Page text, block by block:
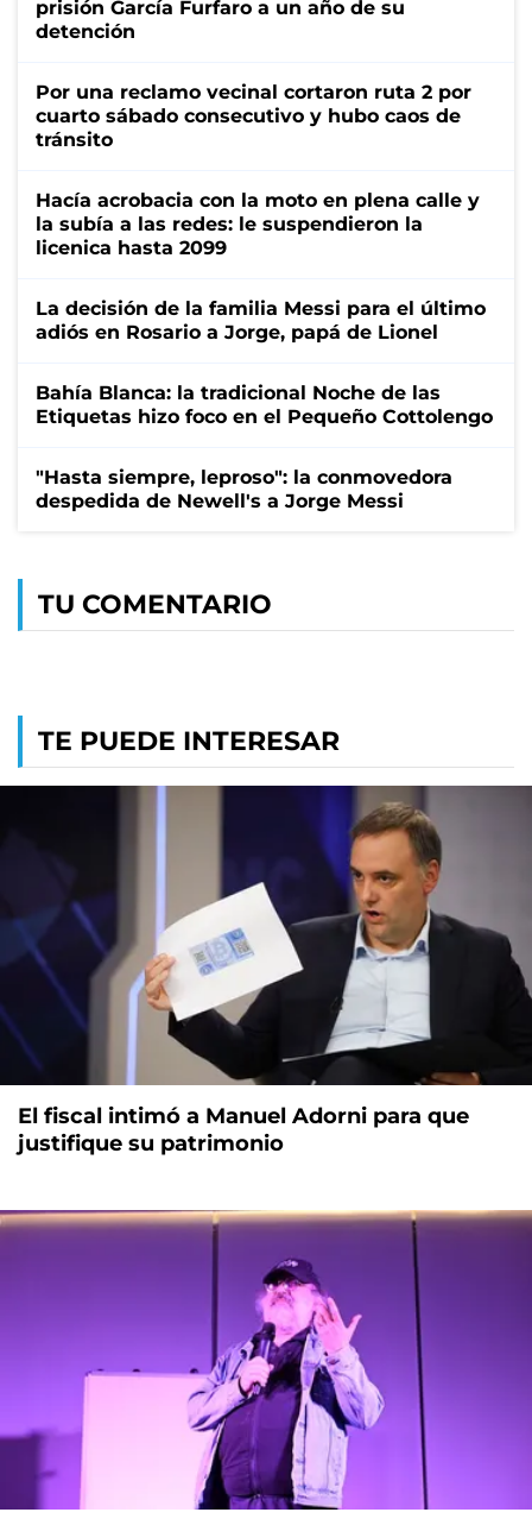
prisión García Furfaro a un año de su
detención
Por una reclamo vecinal cortaron ruta 2 por
cuarto sábado consecutivo y hubo caos de
tránsito
Hacía acrobacia con la moto en plena calle y
la subía a las redes: le suspendieron la
licenica hasta 2099
La decisión de la familia Messi para el último
adiós en Rosario a Jorge, papá de Lionel
Bahía Blanca: la tradicional Noche de las
Etiquetas hizo foco en el Pequeño Cottolengo
"Hasta siempre, leproso": la conmovedora
despedida de Newell's a Jorge Messi
TU COMENTARIO
TE PUEDE INTERESAR
El fiscal intimó a Manuel Adorni para que
justifique su patrimonio